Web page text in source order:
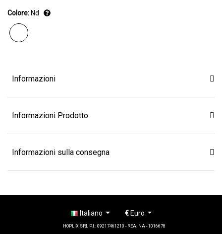
Colore: Nd
Informazioni
Informazioni Prodotto
Informazioni sulla consegna
Italiano €Euro
HOPLIX SRL P.I.: 09217461210 - REA: NA - 1016678